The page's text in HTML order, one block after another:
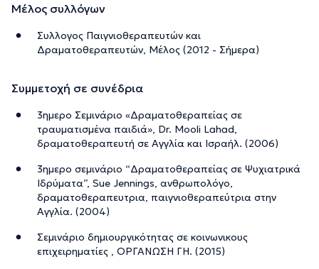
Μέλος συλλόγων
Συλλογος Παιγνιοθεραπευτών και
Δραματοθεραπευτών, Μέλος (2012 - Σήμερα)
Συμμετοχή σε συνέδρια
3ημερο Σεμινάριο «Δραματοθεραπείας σε
τραυματισμένα παιδιά», Dr. Mooli Lahad,
δραματοθεραπευτή σε Αγγλία και Ισραήλ. (2006)
3ημερο σεμινάριο “Δραματοθεραπείας σε Ψυχιατρικά
Ιδρύματα”, Sue Jennings, ανθρωπολόγο,
δραματοθεραπευτρια, παιγνιοθεραπεύτρια στην
Αγγλία. (2004)
Σεμινάριο δημιουργικότητας σε κοινωνικους
επιχειρηματίες , ΟΡΓΑΝΩΣΗ ΓΗ. (2015)